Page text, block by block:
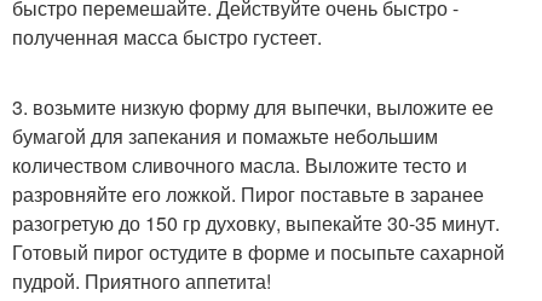
быстро перемешайте. Действуйте очень быстро -
полученная масса быстро густеет.
3. возьмите низкую форму для выпечки, выложите ее
бумагой для запекания и помажьте небольшим
количеством сливочного масла. Выложите тесто и
разровняйте его ложкой. Пирог поставьте в заранее
разогретую до 150 гр духовку, выпекайте 30-35 минут.
Готовый пирог остудите в форме и посыпьте сахарной
пудрой. Приятного аппетита!